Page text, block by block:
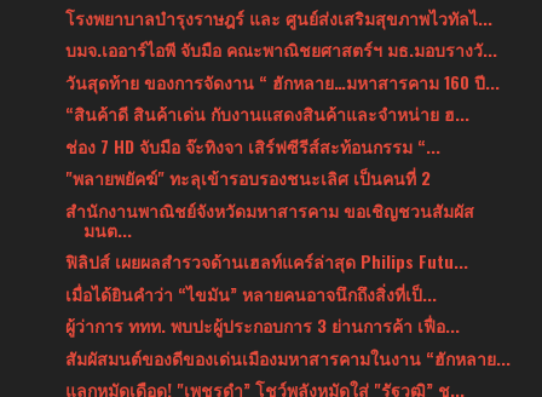
โรงพยาบาลบำรุงราษฎร์ และ ศูนย์ส่งเสริมสุขภาพไวทัลไ...
บมจ.เออาร์ไอพี จับมือ คณะพาณิชยศาสตร์ฯ มธ.มอบรางวั...
วันสุดท้าย ของการจัดงาน “ ฮักหลาย…มหาสารคาม 160 ปี...
“สินค้าดี สินค้าเด่น กับงานแสดงสินค้าและจำหน่าย ฮ...
ช่อง 7 HD จับมือ จ๊ะทิงจา เสิร์ฟซีรีส์สะท้อนกรรม “...
"พลายพยัคฆ์" ทะลุเข้ารอบรองชนะเลิศ เป็นคนที่ 2
สำนักงานพาณิชย์จังหวัดมหาสารคาม ขอเชิญชวนสัมผัส
มนต...
ฟิลิปส์ เผยผลสำรวจด้านเฮลท์แคร์ล่าสุด Philips Futu...
เมื่อได้ยินคำว่า “ไขมัน” หลายคนอาจนึกถึงสิ่งที่เป็...
ผู้ว่าการ ททท. พบปะผู้ประกอบการ 3 ย่านการค้า เฟื่อ...
สัมผัสมนต์ของดีของเด่นเมืองมหาสารคามในงาน “ฮักหลาย...
แลกหมัดเดือด! "เพชรดำ” โชว์พลังหมัดใส่ "รัฐวุฒิ” ช...